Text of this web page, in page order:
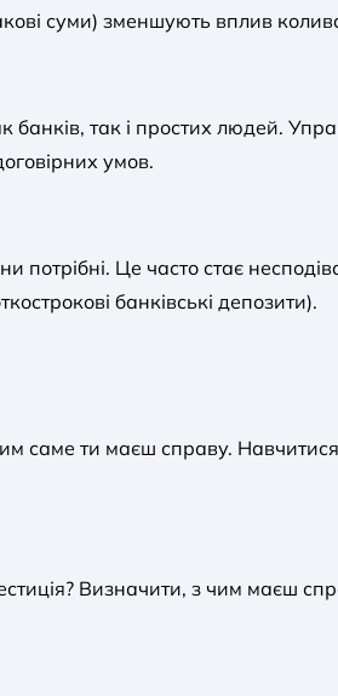
суми) зменшують вплив
банків, так і простих людей.
умов.
Це часто стає
банківські депозити).
саме ти маєш справу.
Визначити, з чим маєш